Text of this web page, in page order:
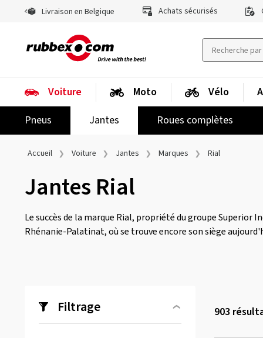
Livraison en Belgique Achats sécurisés
Voiture
Pneus
Jantes Roues complètes
Moto Vélo
Accueil Voiture Jantes Marques Rial
Jantes Rial
Le succès de la marque Rial, propriété du groupe Superior
Rhénanie-Palatinat, où se trouve encore son siège
Filtrage 903